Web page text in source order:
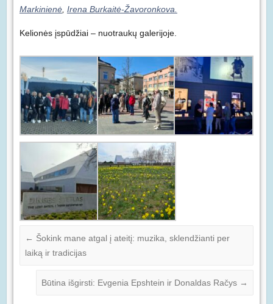
Markinienė, Irena Burkaitė-Žavoronkova.
Kelionės įspūdžiai – nuotraukų galerijoje.
← Šokink mane atgal į ateitį: muzika, sklendžianti per
laiką ir tradicijas
Būtina išgirsti: Evgenia Epshtein ir Donaldas Račys →